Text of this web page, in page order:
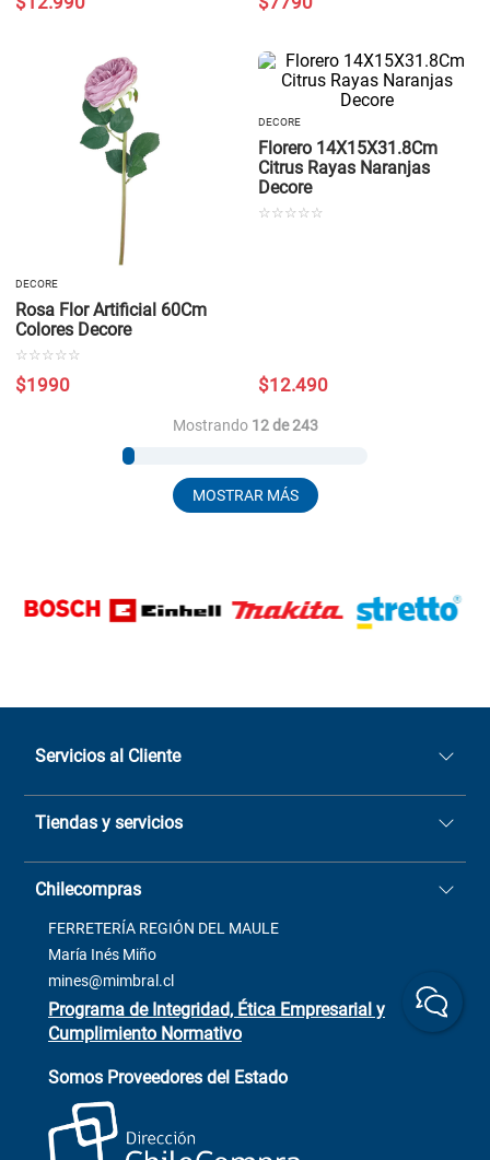
DECORE
Rosa Flor Artificial 60Cm
Colores Decore
☆ ☆ ☆ ☆ ☆
$1990
DECORE
Florero 14X15X31.8Cm
Citrus Rayas Naranjas
Decore
☆ ☆ ☆ ☆ ☆
$12.490
Mostrando 12 de 243
MOSTRAR MÁS
Servicios al Cliente
Quiénes somos
Sucursales
Términos y condiciones
Contacto
Venta Terreno
Trabaja con Nosotros
+(73) 256
Tiendas y servicios
Casa Matriz: Avenida Chorrillos
2137 San Javier, Fono (73)
Chilecompras
FERRETERÍA REGIÓN DEL MAULE
María Inés Miño
mines@mimbral.cl
Programa de Integridad, Ética Empresarial y
Cumplimiento Normativo
Somos Proveedores del Estado